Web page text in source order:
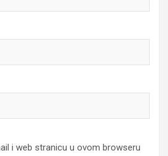
i web stranicu u ovom browseru